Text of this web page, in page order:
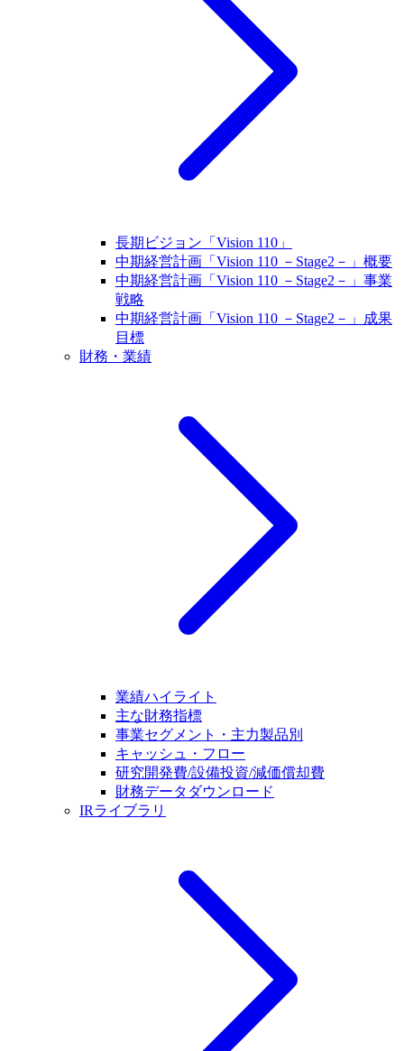
長期ビジョン「Vision 110」
中期経営計画「Vision 110 －Stage2－」概要
中期経営計画「Vision 110 －Stage2－」事業
戦略
中期経営計画「Vision 110 －Stage2－」成果
目標
財務・業績
業績ハイライト
主な財務指標
事業セグメント・主力製品別
キャッシュ・フロー
研究開発費/設備投資/減価償却費
財務データダウンロード
IRライブラリ